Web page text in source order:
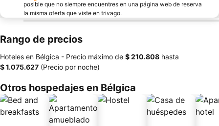
posible que no siempre encuentres en una página web de reserva
la misma oferta que viste en trivago.
Rango de precios
Hoteles en Bélgica - Precio máximo de ‎$ 210.808 hasta
‎$ 1.075.627 (Precio por noche)
Otros hospedajes en Bélgica